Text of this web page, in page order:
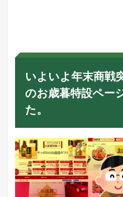
突
入
！
モ
ル
の
お
歳
暮
特
設
ペ
いよいよ年末商戦
のお歳暮特設ペー
た。